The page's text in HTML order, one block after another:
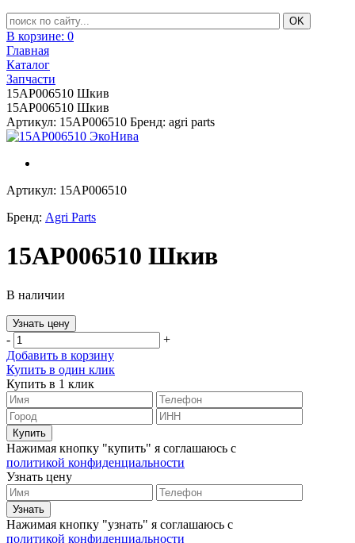
В корзине: 0
Главная
Каталог
Запчасти
15AP006510 Шкив
15AP006510 Шкив
Артикул: 15AP006510 Бренд: agri parts
Артикул: 15AP006510
Бренд: Agri Parts
15AP006510 Шкив
В наличии
Узнать цену
-
+
Добавить в корзину
Купить в один клик
Купить в 1 клик
Нажимая кнопку "купить" я соглашаюсь с
политикой конфиденциальности
Узнать цену
Нажимая кнопку "узнать" я соглашаюсь с
политикой конфиденциальности